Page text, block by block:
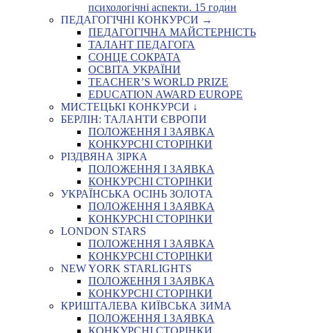
психологічні аспекти. 15 годин
ПЕДАГОГІЧНІ КОНКУРСИ →
ПЕДАГОГІЧНА МАЙСТЕРНІСТЬ
ТАЛАНТ ПЕДАГОГА
СОНЦЕ СОКРАТА
ОСВІТА УКРАЇНИ
TEACHER’S WORLD PRIZE
EDUCATION AWARD EUROPE
МИСТЕЦЬКІ КОНКУРСИ ↓
БЕРЛІН: ТАЛАНТИ ЄВРОПИ
ПОЛОЖЕННЯ І ЗАЯВКА
КОНКУРСНІ СТОРІНКИ
РІЗДВЯНА ЗІРКА
ПОЛОЖЕННЯ І ЗАЯВКА
КОНКУРСНІ СТОРІНКИ
УКРАЇНСЬКА ОСІНЬ ЗОЛОТА
ПОЛОЖЕННЯ І ЗАЯВКА
КОНКУРСНІ СТОРІНКИ
LONDON STARS
ПОЛОЖЕННЯ І ЗАЯВКА
КОНКУРСНІ СТОРІНКИ
NEW YORK STARLIGHTS
ПОЛОЖЕННЯ І ЗАЯВКА
КОНКУРСНІ СТОРІНКИ
КРИШТАЛЕВА КИЇВСЬКА ЗИМА
ПОЛОЖЕННЯ І ЗАЯВКА
КОНКУРСНІ СТОРІНКИ